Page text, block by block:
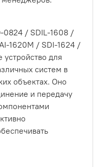
0824 / SDIL-1608 /
1620M / SDI-1624 /
для
систем в
объектах. Оно
и передачу